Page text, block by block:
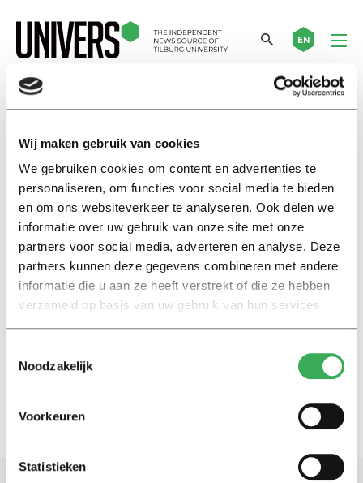
Wij maken gebruik van cookies
We gebruiken cookies om content en advertenties te
personaliseren, om functies voor social media te bieden
en om ons websiteverkeer te analyseren. Ook delen we
informatie over uw gebruik van onze site met onze
partners voor social media, adverteren en analyse. Deze
partners kunnen deze gegevens combineren met andere
informatie die u aan ze heeft verstrekt of die ze hebben
verzameld op basis van uw gebruik van hun services.
Noodzakelijk
Voorkeuren
Statistieken
EN
Nieuws
Cyrille Fijnaut: ‘De opkomst van
de drugsindustrie is tomeloos
onderschat’
08 mei 2023
Wat zit er eigenlijk in die
boosterprik?